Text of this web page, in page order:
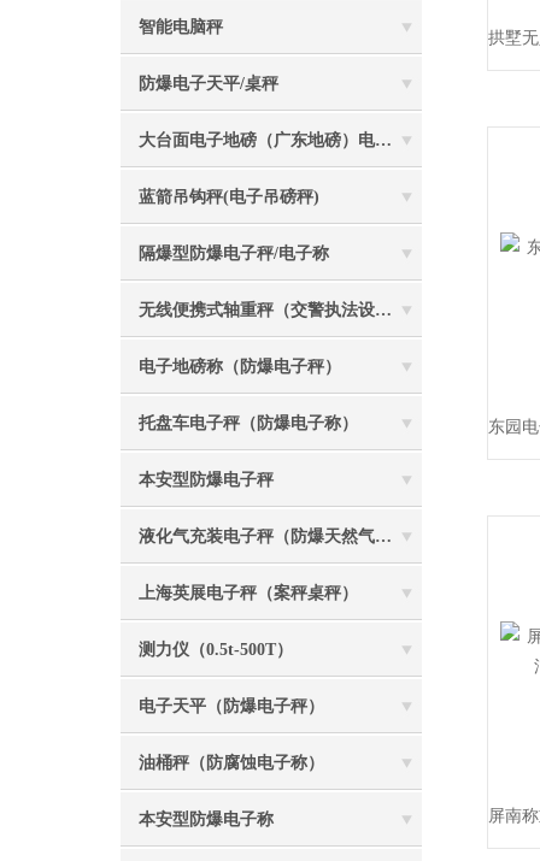
智能电脑秤
防爆电子天平/桌秤
大台面电子地磅（广东地磅）电子汽车衡
蓝箭吊钩秤(电子吊磅秤)
隔爆型防爆电子秤/电子称
无线便携式轴重秤（交警执法设备）
电子地磅称（防爆电子秤）
托盘车电子秤（防爆电子称）
本安型防爆电子秤
液化气充装电子秤（防爆天然气灌装称）
上海英展电子秤（案秤桌秤）
测力仪（0.5t-500T）
电子天平（防爆电子秤）
油桶秤（防腐蚀电子称）
本安型防爆电子称